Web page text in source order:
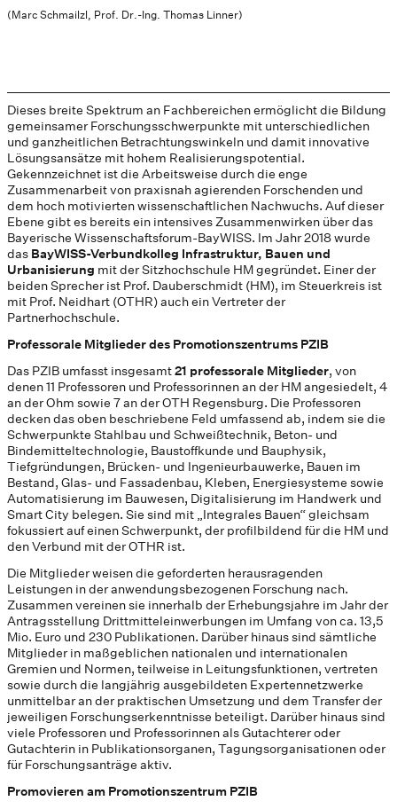
(Marc Schmailzl, Prof. Dr.-Ing. Thomas Linner)
Dieses breite Spektrum an Fachbereichen ermöglicht die Bildung
gemeinsamer Forschungsschwerpunkte mit unterschiedlichen
und ganzheitlichen Betrachtungswinkeln und damit innovative
Lösungsansätze mit hohem Realisierungspotential.
Gekennzeichnet ist die Arbeitsweise durch die enge
Zusammenarbeit von praxisnah agierenden Forschenden und
dem hoch motivierten wissenschaftlichen Nachwuchs. Auf dieser
Ebene gibt es bereits ein intensives Zusammenwirken über das
Bayerische Wissenschaftsforum-BayWISS. Im Jahr 2018 wurde
das BayWISS-Verbundkolleg Infrastruktur, Bauen und
Urbanisierung mit der Sitzhochschule HM gegründet. Einer der
beiden Sprecher ist Prof. Dauberschmidt (HM), im Steuerkreis ist
mit Prof. Neidhart (OTHR) auch ein Vertreter der
Partnerhochschule.
Professorale Mitglieder des Promotionszentrums PZIB
Das PZIB umfasst insgesamt21 professorale Mitglieder, von
denen 11 Professoren und Professorinnen an der HM angesiedelt, 4
an der Ohm sowie 7 an der OTH Regensburg. Die Professoren
decken das oben beschriebene Feld umfassend ab, indem sie die
Schwerpunkte Stahlbau und Schweißtechnik, Beton- und
Bindemitteltechnologie, Baustoffkunde und Bauphysik,
Tiefgründungen, Brücken- und Ingenieurbauwerke, Bauen im
Bestand, Glas- und Fassadenbau, Kleben, Energiesysteme sowie
Automatisierung im Bauwesen, Digitalisierung im Handwerk und
Smart City belegen. Sie sind mit „Integrales Bauen“ gleichsam
fokussiert auf einen Schwerpunkt, der profilbildend für die HM und
den Verbund mit der OTHR ist.
Die Mitglieder weisen die geforderten herausragenden
Leistungen in der anwendungsbezogenen Forschung nach.
Zusammen vereinen sie innerhalb der Erhebungsjahre im Jahr der
Antragsstellung Drittmitteleinwerbungen im Umfang von ca. 13,5
Mio. Euro und 230 Publikationen. Darüber hinaus sind sämtliche
Mitglieder in maßgeblichen nationalen und internationalen
Gremien und Normen, teilweise in Leitungsfunktionen, vertreten
sowie durch die langjährig ausgebildeten Expertennetzwerke
unmittelbar an der praktischen Umsetzung und dem Transfer der
jeweiligen Forschungserkenntnisse beteiligt. Darüber hinaus sind
viele Professoren und Professorinnen als Gutachterer oder
Gutachterin in Publikationsorganen, Tagungsorganisationen oder
für Forschungsanträge aktiv.
Promovieren am Promotionszentrum PZIB